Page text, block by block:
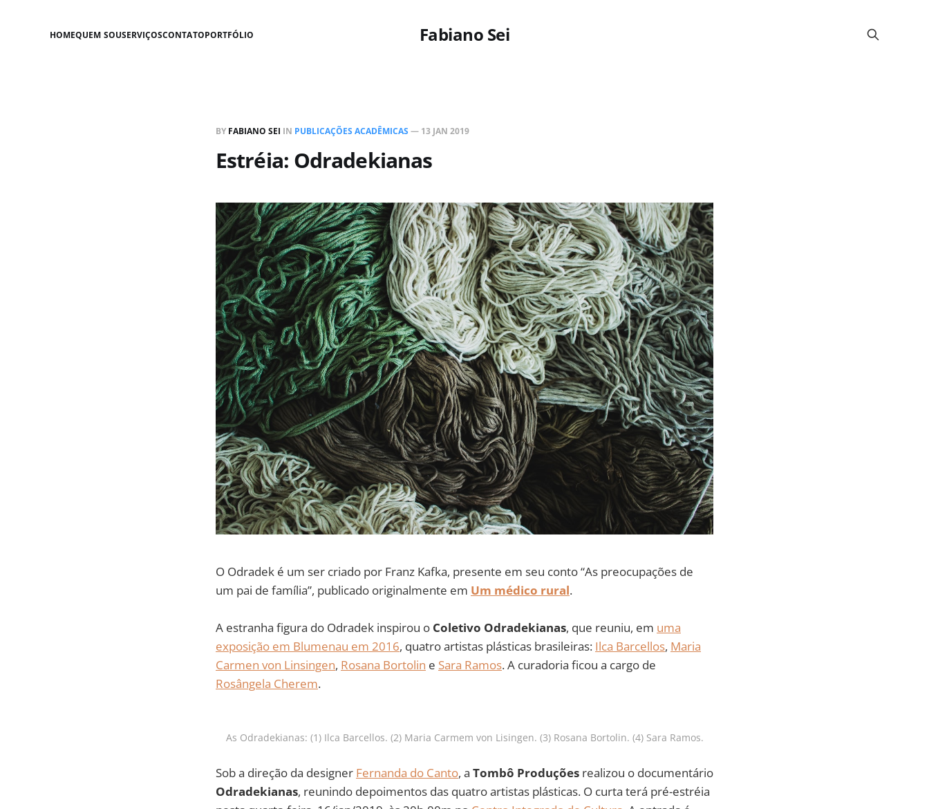
Fabiano Sei
HOMEQUEM SOUSERVIÇOSCONTATOPORTFÓLIO
BY FABIANO SEI IN PUBLICAÇÕES ACADÊMICAS — 13 JAN 2019
Estréia: Odradekianas
O Odradek é um ser criado por Franz Kafka, presente em seu conto “As preocupações de
um pai de família”, publicado originalmente em Um médico rural.
A estranha figura do Odradek inspirou o Coletivo Odradekianas, que reuniu, em uma
exposição em Blumenau em 2016, quatro artistas plásticas brasileiras: Ilca Barcellos, Maria
Carmen von Linsingen, Rosana Bortolin e Sara Ramos. A curadoria ficou a cargo de
Rosângela Cherem.
As Odradekianas: (1) Ilca Barcellos. (2) Maria Carmem von Lisingen. (3) Rosana Bortolin. (4) Sara Ramos.
Sob a direção da designer Fernanda do Canto, a Tombô Produções realizou o documentário
Odradekianas, reunindo depoimentos das quatro artistas plásticas. O curta terá pré-estréia